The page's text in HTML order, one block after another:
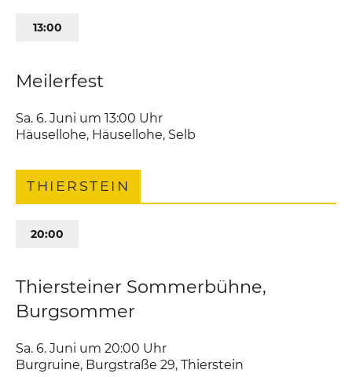
13:00
Meilerfest
Sa. 6. Juni um 13:00 Uhr
Häusellohe, Häusellohe Selb
THIERSTEIN
20:00
Thiersteiner Sommerbühne,
Burgsommer
Sa. 6. Juni um 20:00 Uhr
Burgruine, Burgstraße 29 Thierstein